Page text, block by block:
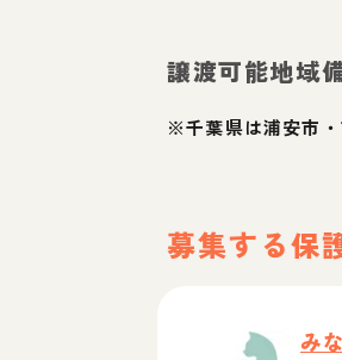
譲渡可能地域
※千葉県は浦安市
募集する保
み